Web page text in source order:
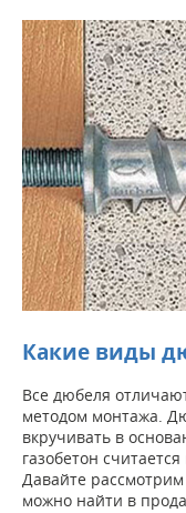
Какие виды
Все дюбеля
методом монтажа.
вкручивать в
газобетон
Давайте
можно найти в